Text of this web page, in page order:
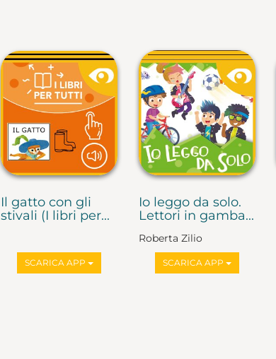
Il gatto con gli
stivali (I libri per...
SCARICA APP
Io leggo da solo.
Lettori in gamba...
Roberta Zilio
SCARICA APP